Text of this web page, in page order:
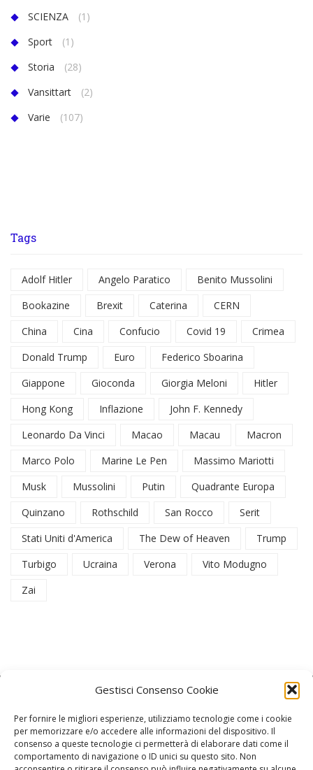
Gestisci Consenso Cookie
Per fornire le migliori esperienze, utilizziamo tecnologie come i cookie
per memorizzare e/o accedere alle informazioni del dispositivo. Il
consenso a queste tecnologie ci permetterà di elaborare dati come il
comportamento di navigazione o ID unici su questo sito. Non
SCIENZA
(1)
Sport
(1)
Storia
(28)
Vansittart
(2)
Varie
(107)
Tags
Adolf Hitler Angelo Paratico
Benito Mussolini
Bookazine
Brexit Caterina
CERN
China
Cina Confucio Covid 19
Crimea
Donald Trump
Euro
Federico Sboarina
Giappone
Gioconda Giorgia Meloni
Hitler
Hong Kong
Inflazione
John F. Kennedy
Leonardo Da Vinci
Macao Macau
Macron
Marco Polo
Marine Le Pen
Massimo Mariotti
Musk
Mussolini Putin
Quadrante Europa
Quinzano
Rothschild San Rocco
Serit
Stati Uniti d'America
The Dew of Heaven
Trump
Turbigo
Ucraina Verona
Vito Modugno
Zai
La Redazione